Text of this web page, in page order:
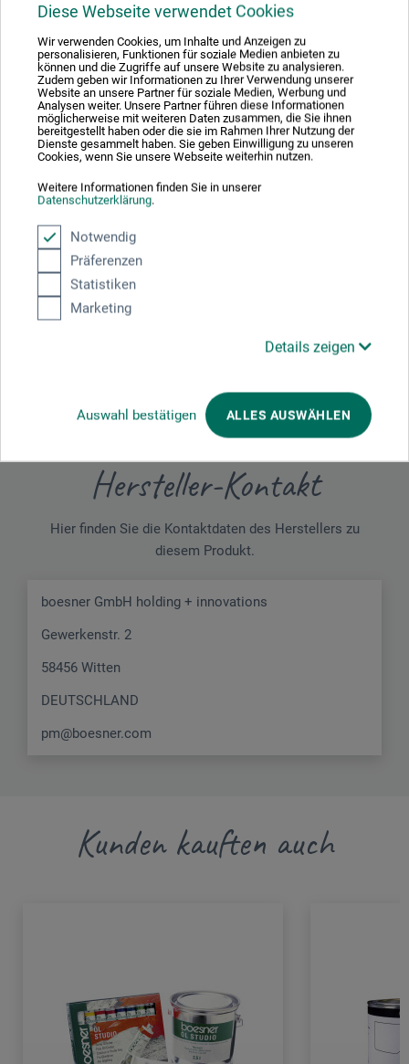
Diese Webseite verwendet Cookies
Wir verwenden Cookies, um Inhalte und Anzeigen zu
personalisieren, Funktionen für soziale Medien anbieten zu
können und die Zugriffe auf unsere Website zu analysieren.
Zudem geben wir Informationen zu Ihrer Verwendung unserer
Website an unsere Partner für soziale Medien, Werbung und
Analysen weiter. Unsere Partner führen diese Informationen
möglicherweise mit weiteren Daten zusammen, die Sie ihnen
bereitgestellt haben oder die sie im Rahmen Ihrer Nutzung der
Dienste gesammelt haben. Sie geben Einwilligung zu unseren
Cookies, wenn Sie unsere Webseite weiterhin nutzen.
Weitere Informationen finden Sie in unserer
Datenschutzerklärung.
Notwendig
Präferenzen
Statistiken
Marketing
Details zeigen
Auswahl bestätigen ALLES AUSWÄHLEN
Produkt bewerten
Sagen Sie Ihre Meinung zu diesem Produkt
JETZT PRODUKT BEWERTEN
guter Preis - gute Qualität
Produkt: guardi artis. Ölmalbl. 30x40cm - Weiß 50 Blatt 240g/m²
verifizierter Kauf
Hersteller-Kontakt
Hier finden Sie die Kontaktdaten des Herstellers zu
diesem Produkt.
boesner GmbH holding + innovations
Gewerkenstr. 2
58456 Witten
DEUTSCHLAND
pm@boesner.com
Kunden kauften auch